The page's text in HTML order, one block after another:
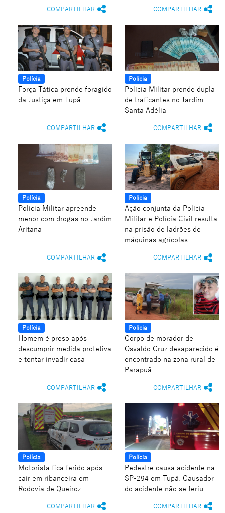
COMPARTILHAR COMPARTILHAR
Polícia
Força Tática prende foragido
da Justiça em Tupã
COMPARTILHAR
Polícia
Polícia Militar prende dupla
de traficantes no Jardim
Santa Adélia
COMPARTILHAR
Polícia
Polícia Militar apreende
menor com drogas no Jardim
Aritana
COMPARTILHAR
Polícia
Ação conjunta da Polícia
Militar e Polícia Civil resulta
na prisão de ladrões de
máquinas agrícolas
COMPARTILHAR
Polícia
Homem é preso após
descumprir medida protetiva
e tentar invadir casa
COMPARTILHAR
Polícia
Corpo de morador de
Osvaldo Cruz desaparecido é
encontrado na zona rural de
Parapuã
COMPARTILHAR
Polícia
Motorista fica ferido após
cair em ribanceira em
Rodovia de Queiroz
COMPARTILHAR
Polícia
Pedestre causa acidente na
SP-294 em Tupã. Causador
do acidente não se feriu
COMPARTILHAR